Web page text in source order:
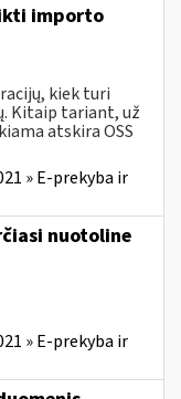
importo
kiek turi
Kitaip tariant, už
atskira OSS
» E-prekyba ir
nuotoline
» E-prekyba ir